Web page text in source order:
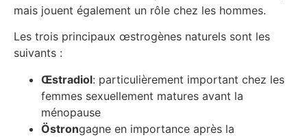
mais jouent également un rôle chez les hommes.
Les trois principaux œstrogènes naturels sont les
suivants :
Œstradiol: particulièrement important chez les
femmes sexuellement matures avant la
ménopause
Östrongagne en importance après la